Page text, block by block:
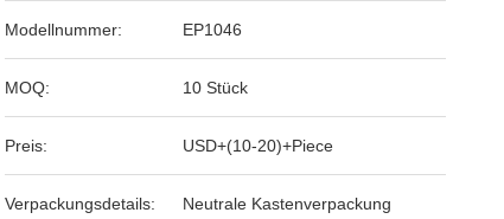
Modellnummer: EP1046
MOQ: 10 Stück
Preis: USD+(10-20)+Piece
Verpackungsdetails: Neutrale Kastenverpackung